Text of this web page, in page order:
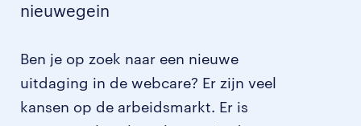
nieuwegein
Ben je op zoek naar een nieuwe
uitdaging in de webcare? Er zijn veel
kansen op de arbeidsmarkt. Er is